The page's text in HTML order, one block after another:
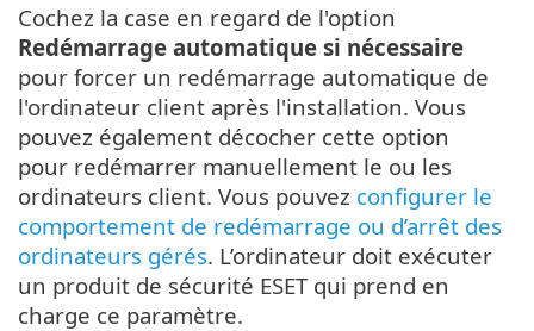
Cochez la case en regard de l'option
Redémarrage automatique si nécessaire
pour forcer un redémarrage automatique de
l'ordinateur client après l'installation. Vous
pouvez également décocher cette option
pour redémarrer manuellement le ou les
ordinateurs client. Vous pouvez configurer le
comportement de redémarrage ou d’arrêt des
ordinateurs gérés. L’ordinateur doit exécuter
un produit de sécurité ESET qui prend en
charge ce paramètre.